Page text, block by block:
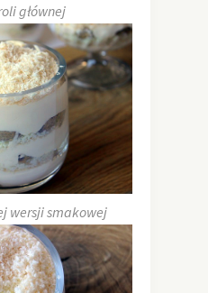
głównej
wersji smakowej